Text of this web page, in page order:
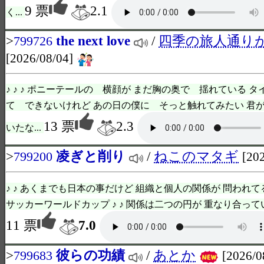
く... 9 票
2.1
>799726 the next love / 四季の旅人通り
[2026/08/04]
♪ ♪ ♪ ポニーテールの 横顔が まだ胸の奥で 揺れている タ
て できないけれど あの日の僕に そっと触れてみたい 君
いたな... 13 票
2.3
>799200 凌ぎと削り / ねこのマタギ
♪ ♪ あくまでも日本の事だけど 組織と個人の関係が 問われ
サッカーワールドカップ ♪ ♪ 関係は二つの円が 重なり合って
11 票
7.0
>799683 彼らの功績 / あとか [2026/